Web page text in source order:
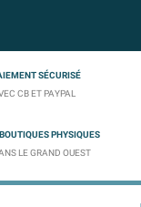
SÉCURISÉ
CB ET PAYPAL
PHYSIQUES
LE GRAND OUEST